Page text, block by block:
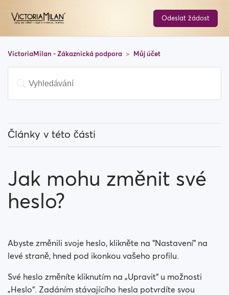
Odeslat žádost
VictoriaMilan - Zákaznická podpora Můj účet
Články v této části
Jak mohu změnit své heslo?
Jak mohu změnit informace na svém profilu?
Jak mohu deaktivovat svůj účet?
Jak změní svou viditelnost ve vyhledávání?
Jak mohu změnit své
heslo?
Abyste změnili svoje heslo, klikněte na "Nastavení" na
levé straně, hned pod ikonkou vašeho profilu.
Své heslo změníte kliknutím na „Upravit“ u možnosti
„Heslo“. Zadáním stávajícího hesla potvrdíte svou